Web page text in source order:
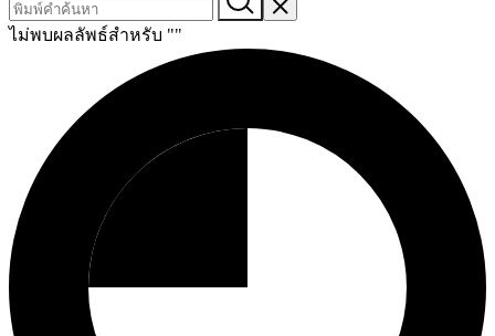
ไม่พบผลลัพธ์สำหรับ ""